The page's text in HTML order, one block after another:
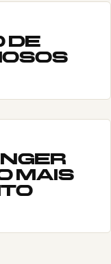
DE
MAIS